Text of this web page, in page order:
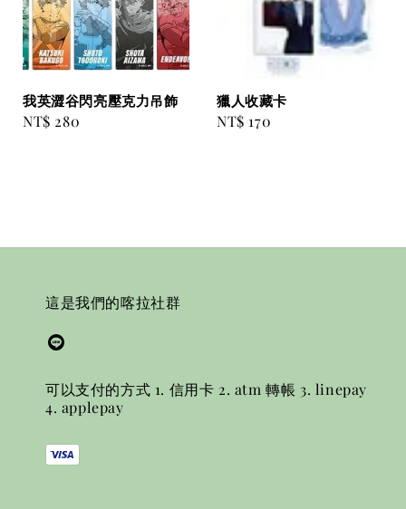
我英澀谷閃亮壓克力吊飾
Regular
NT$ 280
獵人收藏卡
Regular
NT$ 170
這是我們的喀拉社群
可以支付的方式 1. 信用卡 2. atm 轉帳 3. linepay
4. applepay